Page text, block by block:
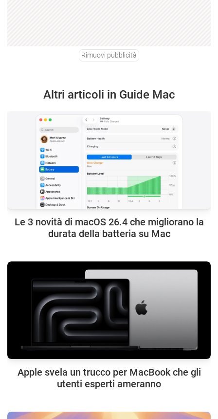
Rimuovi pubblicità
Altri articoli in Guide Mac
Le 3 novità di macOS 26.4 che migliorano la
durata della batteria su Mac
Apple svela un trucco per MacBook che gli
utenti esperti ameranno